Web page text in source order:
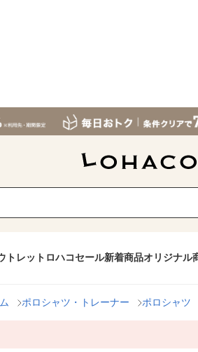
トレット ロハコセール新着商品オリジナル
ポロシャツ・トレーナー ポロシャツ